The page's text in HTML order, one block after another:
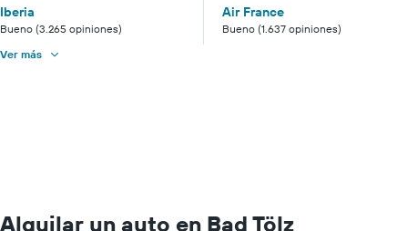
Iberia
Bueno (3.265 opiniones)
Air France
Bueno (1.637 opiniones)
Ver más
Alquilar un auto en Bad Tölz